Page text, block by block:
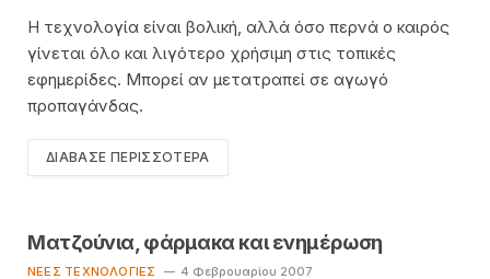
Η τεχνολογία είναι βολική, αλλά όσο περνά ο καιρός
γίνεται όλο και λιγότερο χρήσιμη στις τοπικές
εφημερίδες. Μπορεί αν μετατραπεί σε αγωγό
προπαγάνδας.
ΔΙΆΒΑΣΕ ΠΕΡΙΣΣΌΤΕΡΑ
Ματζούνια, φάρμακα και ενημέρωση
ΝΈΕΣ ΤΕΧΝΟΛΟΓΊΕΣ 4 Φεβρουαρίου 2007